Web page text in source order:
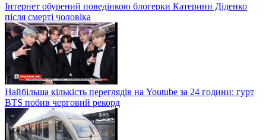
Інтернет обурений поведінкою блогерки Катерини Діденко
після смерті чоловіка
Найбільша кількість переглядів на Youtube за 24 години: гурт
BTS побив черговий рекорд